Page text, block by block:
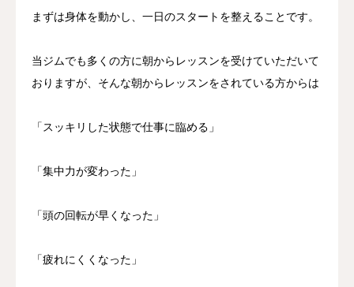
まずは身体を動かし、一日のスタートを整えることです。
当ジムでも多くの方に朝からレッスンを受けていただいて
おりますが、そんな朝からレッスンをされている方からは
「スッキリした状態で仕事に臨める」
「集中力が変わった」
「頭の回転が早くなった」
「疲れにくくなった」